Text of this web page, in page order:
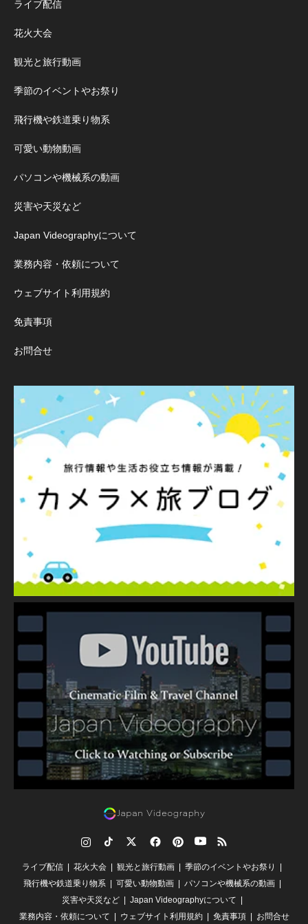
ライブ配信
花火大会
観光と旅行動画
季節のイベントやお祭り
飛行機や鉄道乗り物系
可愛い動物動画
パソコンや機械系の動画
災害や天災など
Japan Videographyについて
業務内容・依頼について
ウェブサイト利用規約
免責事項
お問合せ
FacebookPinterestYouTube RSS
ライブ配信 花火大会 観光と旅行動画
季節のイベントやお祭り
飛行機や鉄道乗り物系
可愛い動物動画
パソコンや機械系の動画
災害や天災など
Japan Videographyについて
業務内容・依頼について
ウェブサイト利用規約 免責事項 お問合せ